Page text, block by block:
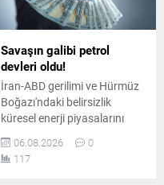
Savaşın galibi petrol
devleri oldu!
İran-ABD gerilimi ve Hürmüz
Boğazı'ndaki belirsizlik
küresel enerji piyasalarını
sarsarken, dünyanın en
büyük sekiz petrol şirketi yılın
ikinci çeyreğinde toplam 93
06.08.2026
0
117